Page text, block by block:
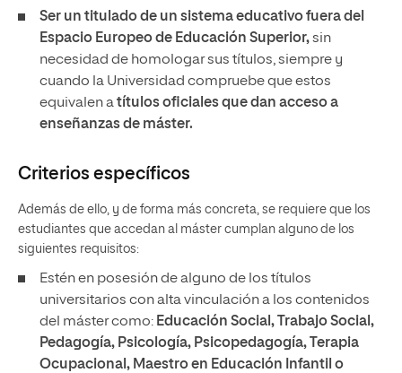
Ser un titulado de un sistema educativo fuera del
Espacio Europeo de Educación Superior,sin
necesidad de homologar sus títulos, siempre y
cuando la Universidad compruebe que estos
equivalen atítulos oficiales que dan acceso a
enseñanzas de máster.
Criterios específicos
Además de ello, y de forma más concreta, se requiere que los
estudiantes que accedan al máster cumplan alguno de los
siguientes requisitos:
Estén en posesión de alguno de los títulos
universitarios con alta vinculación a los contenidos
del máster como: Educación Social, Trabajo Social,
Pedagogía, Psicología, Psicopedagogía, Terapia
Ocupacional, Maestro en Educación Infantil o